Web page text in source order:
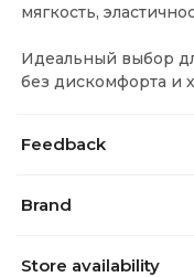
мягкость,
Идеальный выбор
без дискомфорта и
Feedback
Brand
Store availability